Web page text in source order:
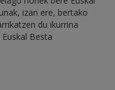
izan ere, bertako
du ikurrina
Besta